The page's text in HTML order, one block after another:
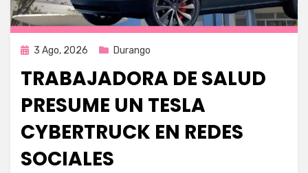
Publicada
3 Ago, 2026 Durango
TRABAJADORA DE SALUD
PRESUME UN TESLA
CYBERTRUCK EN REDES
SOCIALES